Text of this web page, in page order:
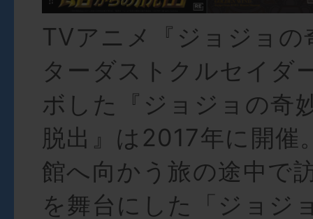
TVアニメ『ジョジョの
ターダストクルセイダ
ボした『ジョジョの奇
脱出』は2017年に開催
館へ向かう旅の途中で
を舞台にした「ジョジ